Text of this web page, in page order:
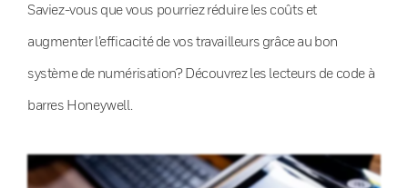
Saviez-vous que vous pourriez réduire les coûts et
augmenter l’efficacité de vos travailleurs grâce au bon
système de numérisation? Découvrez les lecteurs de code à
barres Honeywell.